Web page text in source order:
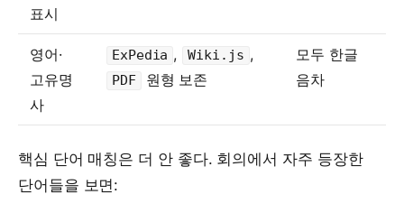
표시
영어·
고유명
사
ExPedia , Wiki.js ,
PDF 원형 보존
모두 한글
음차
핵심 단어 매칭은 더 안 좋다. 회의에서 자주 등장한
단어들을 보면: